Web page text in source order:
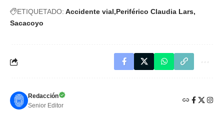
ETIQUETADO: Accidente vial Periférico Claudia Lars
Sacacoyo
Redacción
Senior Editor